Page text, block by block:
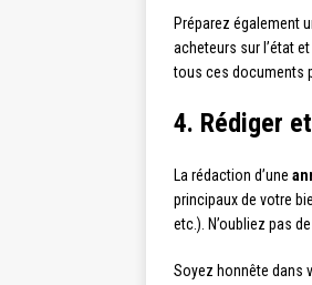
Préparez également
acheteurs sur l’état
tous ces documents
4. Rédiger
La rédaction d’une
principaux de votre
etc.). N’oubliez pas
Soyez honnête dans